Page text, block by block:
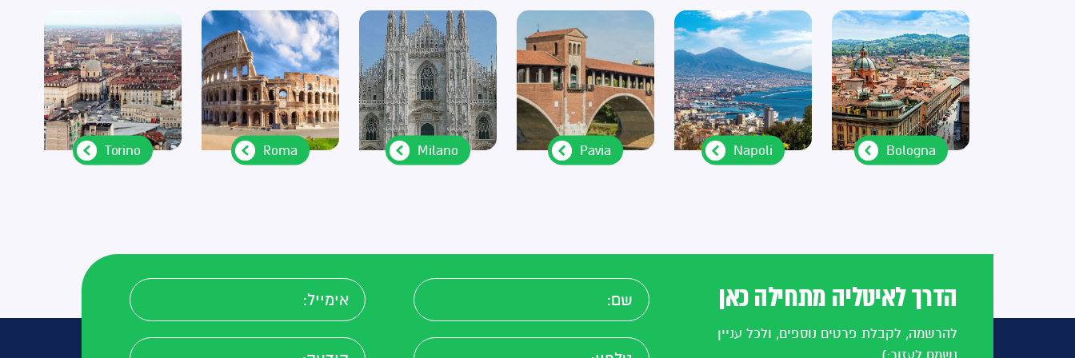
אותי סמסטר הראשון ברובו ובחלק מהסמסטר
השני, ככה שמגיעים מוכנים להרבה יותר מרק
לבחינת הקבלה. אני ממליצה לכל מי שאני
מכירה עליהם כי גם היחס הוא אנושי ותומך וגם
הלימודים הם מעולים! שי וצוות המרצים
תותחים, והמיזם הזה באמת מדהים! בהצלחה
לכל הנרשמים והניגשים לבחינה! תגשימו
חלומות!
Bologna
Napoli
Pavia
Milano
Roma
Torino
הדרך לאיטליה מתחילה כאן
להרשמה, לקבלת פרטים נוספים, ולכל עניין